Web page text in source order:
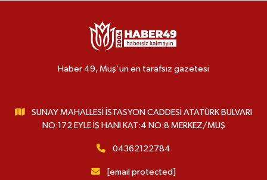
Haber 49, Muş'un en tarafsız gazetesi
SUNAY MAHALLESİ İSTASYON CADDESİ ATATÜRK BULVARI
NO:172 EYLE İŞ HANI KAT:4 NO:8 MERKEZ/MUŞ
04362122784
[email protected]